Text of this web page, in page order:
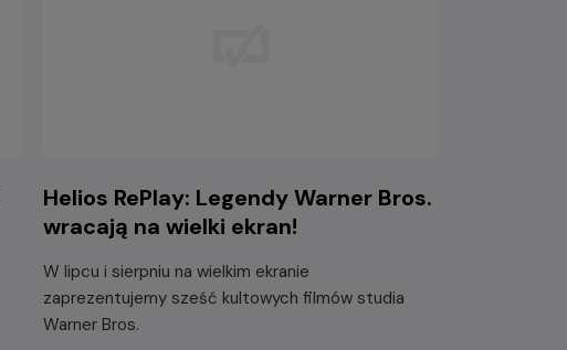
Helios RePlay: Legendy Warner Bros.
wracają na wielki ekran!
W lipcu i sierpniu na wielkim ekranie
zaprezentujemy sześć kultowych filmów studia
Warner Bros.